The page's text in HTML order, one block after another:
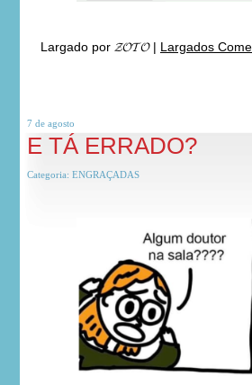
Largado por 𝓩𝓞𝓣𝓞| Largados
7 de agosto
E TÁ ERRADO?
Categoria: ENGRAÇADAS